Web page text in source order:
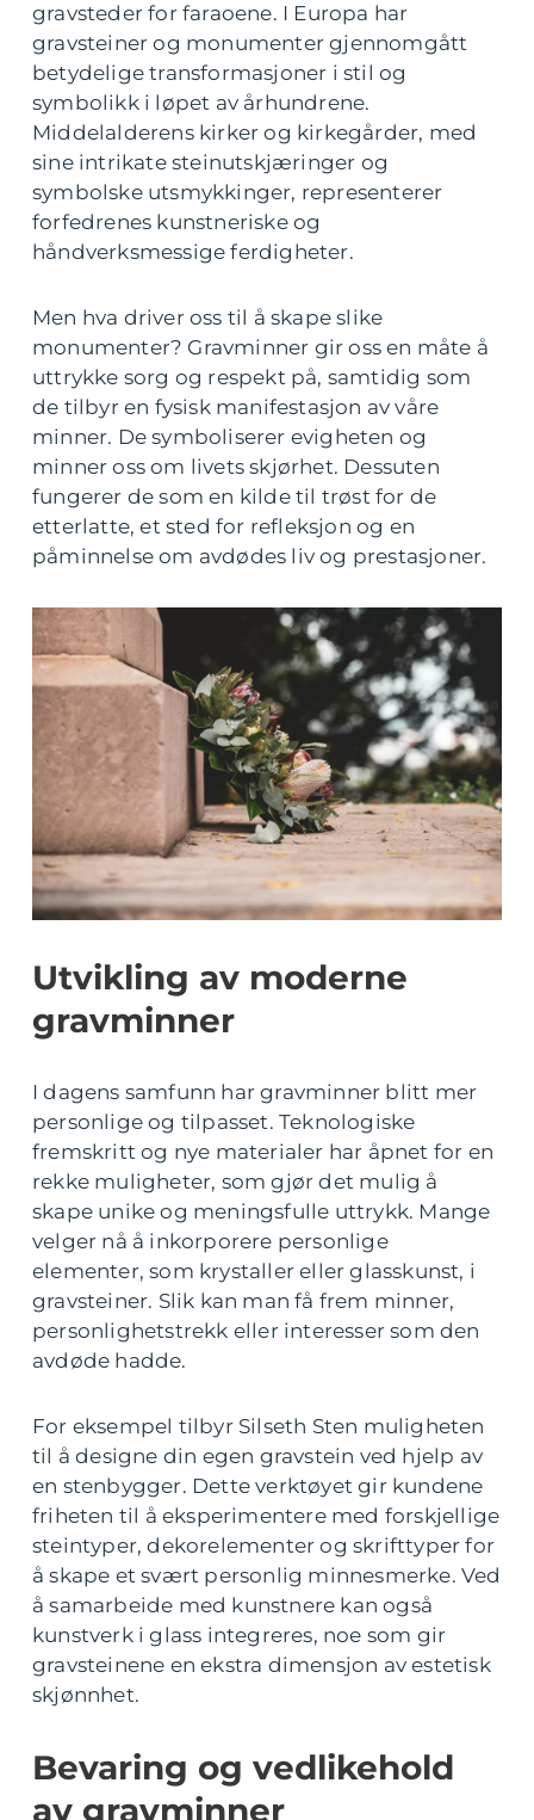
gravsteder for faraoene. I Europa har
gravsteiner og monumenter gjennomgått
betydelige transformasjoner i stil og
symbolikk i løpet av århundrene.
Middelalderens kirker og kirkegårder, med
sine intrikate steinutskjæringer og
symbolske utsmykkinger, representerer
forfedrenes kunstneriske og
håndverksmessige ferdigheter.
Men hva driver oss til å skape slike
monumenter? Gravminner gir oss en måte å
uttrykke sorg og respekt på, samtidig som
de tilbyr en fysisk manifestasjon av våre
minner. De symboliserer evigheten og
minner oss om livets skjørhet. Dessuten
fungerer de som en kilde til trøst for de
etterlatte, et sted for refleksjon og en
påminnelse om avdødes liv og prestasjoner.
Utvikling av moderne
gravminner
I dagens samfunn har gravminner blitt mer
personlige og tilpasset. Teknologiske
fremskritt og nye materialer har åpnet for en
rekke muligheter, som gjør det mulig å
skape unike og meningsfulle uttrykk. Mange
velger nå å inkorporere personlige
elementer, som krystaller eller glasskunst, i
gravsteiner. Slik kan man få frem minner,
personlighetstrekk eller interesser som den
avdøde hadde.
For eksempel tilbyr Silseth Sten muligheten
til å designe din egen gravstein ved hjelp av
en stenbygger. Dette verktøyet gir kundene
friheten til å eksperimentere med forskjellige
steintyper, dekorelementer og skrifttyper for
å skape et svært personlig minnesmerke. Ved
å samarbeide med kunstnere kan også
kunstverk i glass integreres, noe som gir
gravsteinene en ekstra dimensjon av estetisk
skjønnhet.
Bevaring og vedlikehold
av gravminner